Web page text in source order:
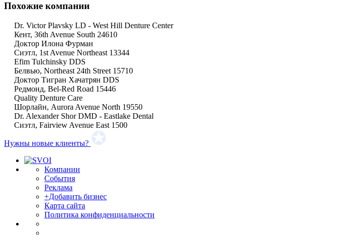
Похожие компании
Dr. Victor Plavsky LD - West Hill Denture Center
Кент, 36th Avenue South 24610
Доктор Илона Фурман
Сиэтл, 1st Avenue Northeast 13344
Efim Tulchinsky DDS
Белвью, Northeast 24th Street 15710
Доктор Тигран Хачатрян DDS
Редмонд, Bel-Red Road 15446
Quality Denture Care
Шорлайн, Aurora Avenue North 19550
Dr. Alexander Shor DMD - Eastlake Dental
Сиэтл, Fairview Avenue East 1500
Нужны новые клиенты?
Компании
События
Реклама
+Добавить бизнес
Карта сайта
Политика конфиденциальности